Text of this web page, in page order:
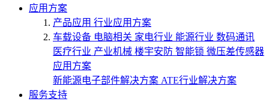
应用方案
产品应用 行业应用方案
车载设备 电脑相关 家电行业 能源行业 数码通讯
医疗行业 产业机械 楼宇安防 智能锁 微压差传感器
应用方案
新能源电子部件解决方案 ATE行业解决方案
服务支持